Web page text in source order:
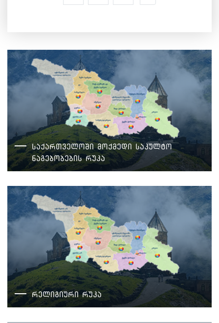
საქართველოში მოქმედი საკულტო
ნაგებობების რუკა
რელიგიური რუკა